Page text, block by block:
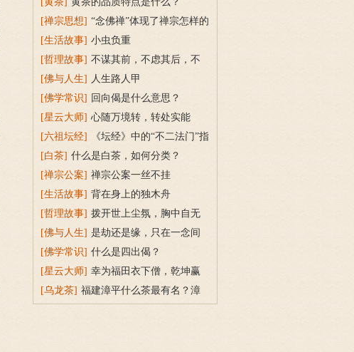
[禅宗思想] “念佛禅”体现了禅宗怎样的
变化？
[生活故事] 小虫负重
[哲理故事] 不谋其前，不虑其后，不
恋当今
[佛与人生] 人生路人甲
[佛学常识] 回向偈是什么意思？
[星云大师] 心随万境转，转处实能
幽；随流认得性，无喜复无忧的解释
[六祖坛经]
《坛经》中的“不二法门”指
什么？
[白茶] 什么是白茶，如何分类？
[禅宗公案] 禅宗公案一丝不挂
[生活故事] 背在身上的独木舟
[哲理故事] 拨开世上尘氛，胸中自无
火炎冰竞
[佛与人生] 是劫还是缘，只在一念间
[佛学常识] 什么是四出偈？
[星云大师] 幸为福田衣下僧，乾坤赢
得一闲人的解释
[乌龙茶] 福建漳平什么茶最有名？漳